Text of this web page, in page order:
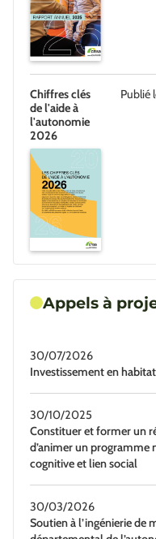
Chiffres clés
de l'aide à
l'autonomie
2026
Appels à
30/07/2026
Investissement en
30/10/2025
Constituer et former un
d’animer un programme
cognitive et lien social
30/03/2026
Soutien à l’ingénierie de